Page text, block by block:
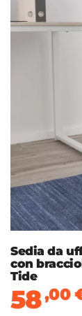
Sedia da
con
Tide
58,00